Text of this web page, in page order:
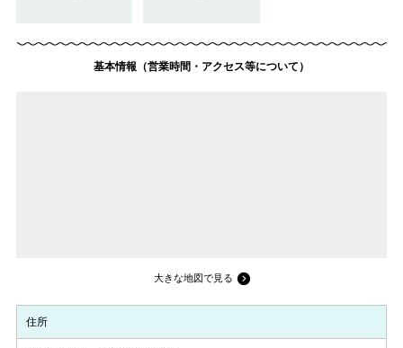
基本情報（営業時間・アクセス等について）
大きな地図で見る
住所